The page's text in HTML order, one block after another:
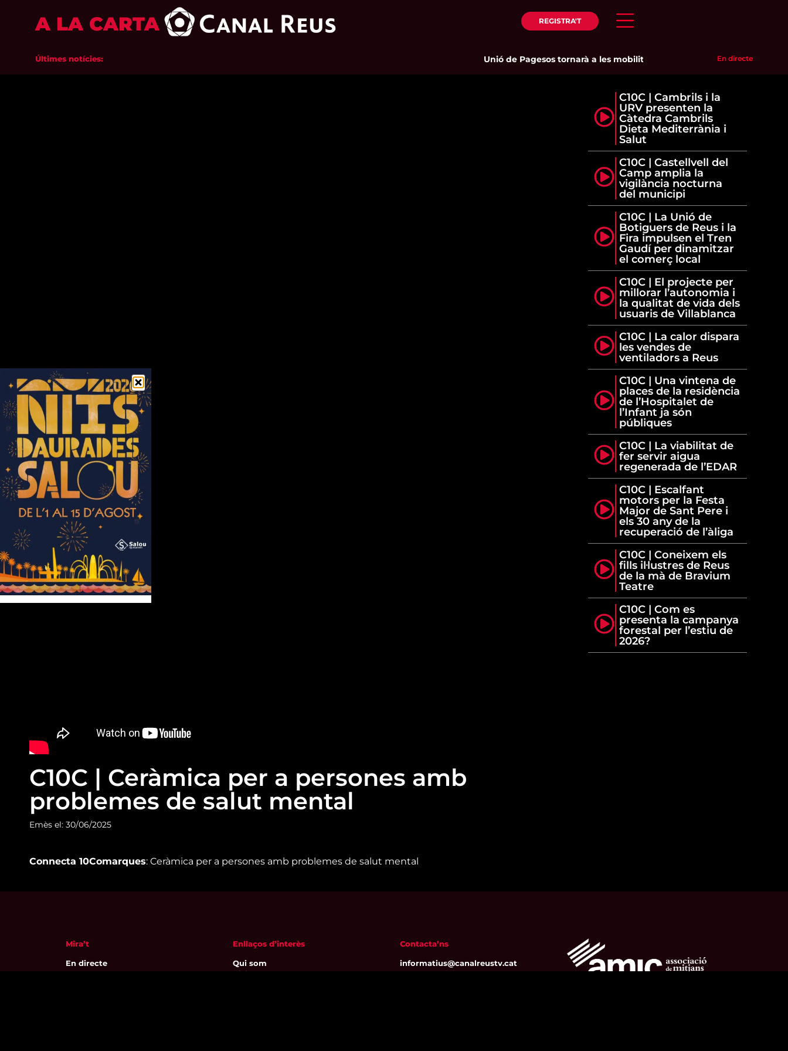
A LA CARTA REGISTRA'T
Últimes notícies: Unió de Pagesos tornarà a les mobilitzacions per defensar els cultius de
En directe
C10C | Ceràmica per a persones amb
problemes de salut mental
Emès el: 30/06/2025
Connecta 10Comarques: Ceràmica per a persones amb problemes de salut mental
C10C | Cambrils i la
URV presenten la
Càtedra Cambrils
Dieta Mediterrània i
Salut
C10C | Castellvell del
Camp amplia la
vigilància nocturna
del municipi
C10C | La Unió de
Botiguers de Reus i la
Fira impulsen el Tren
Gaudí per dinamitzar
el comerç local
C10C | El projecte per
millorar l’autonomia i
la qualitat de vida dels
usuaris de Villablanca
C10C | La calor dispara
les vendes de
ventiladors a Reus
C10C | Una vintena de
places de la residència
de l’Hospitalet de
l’Infant ja són
públiques
C10C | La viabilitat de
fer servir aigua
regenerada de l’EDAR
C10C | Escalfant
motors per la Festa
Major de Sant Pere i
els 30 any de la
recuperació de l’àliga
C10C | Coneixem els
fills il·lustres de Reus
de la mà de Bravium
Teatre
C10C | Com es
presenta la campanya
forestal per l’estiu de
2026?
Mira’t
En directe
A la carta
Enllaços d’interès
Qui som
Visita'ns
Contacta’ns
informatius@canalreustv.cat
977 300 509